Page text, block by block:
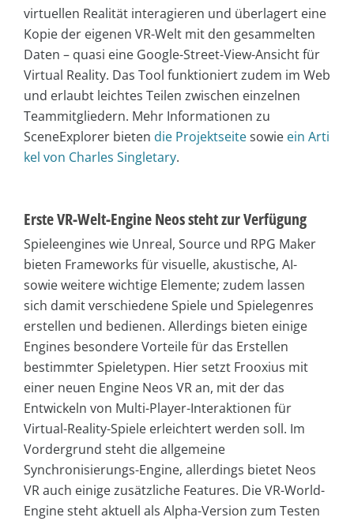
virtuellen Realität interagieren und überlagert eine
Kopie der eigenen VR-Welt mit den gesammelten
Daten – quasi eine Google-Street-View-Ansicht für
Virtual Reality. Das Tool funktioniert zudem im Web
und erlaubt leichtes Teilen zwischen einzelnen
Teammitgliedern. Mehr Informationen zu
SceneExplorer bieten die Projektseitesowie ein Arti
kel von Charles Singletary.
Erste VR-Welt-Engine Neos steht zur Verfügung
Spieleengines wie Unreal, Source und RPG Maker
bieten Frameworks für visuelle, akustische, AI-
sowie weitere wichtige Elemente; zudem lassen
sich damit verschiedene Spiele und Spielegenres
erstellen und bedienen. Allerdings bieten einige
Engines besondere Vorteile für das Erstellen
bestimmter Spieletypen. Hier setzt Frooxius mit
einer neuen Engine Neos VR an, mit der das
Entwickeln von Multi-Player-Interaktionen für
Virtual-Reality-Spiele erleichtert werden soll. Im
Vordergrund steht die allgemeine
Synchronisierungs-Engine, allerdings bietet Neos
VR auch einige zusätzliche Features. Die VR-World-
Engine steht aktuell als Alpha-Version zum Testen